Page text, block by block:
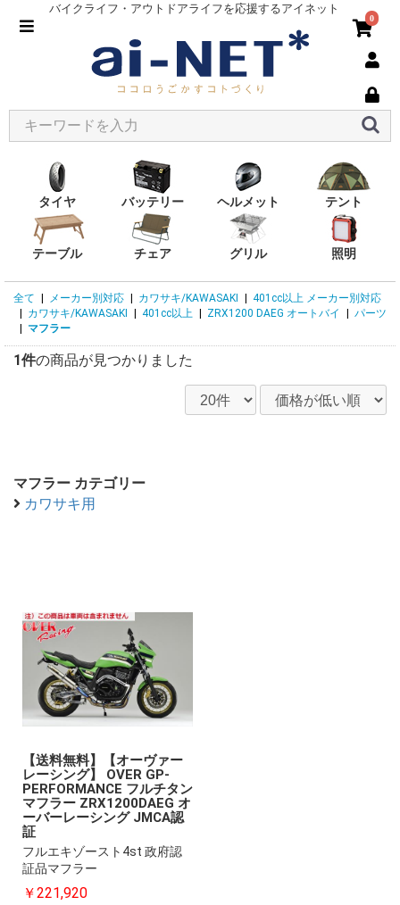
バイクライフ・アウトドアライフを応援するアイネット
0
タイヤ バッテリー ヘルメット テント
テーブル チェア グリル 照明
全て メーカー別対応 カワサキ/KAWASAKI
401cc以上 メーカー別対応
カワサキ/KAWASAKI 401cc以上 ZRX1200 DAEG オートバイ
パーツ
マフラー
1件の商品が見つかりました
マフラー カテゴリー
カワサキ用
【送料無料】【オーヴァー
レーシング】 OVER GP-
PERFORMANCE フルチタン
マフラー ZRX1200DAEG オ
ーバーレーシング JMCA認
証
フルエキゾースト4st 政府認
証品マフラー
￥221,920